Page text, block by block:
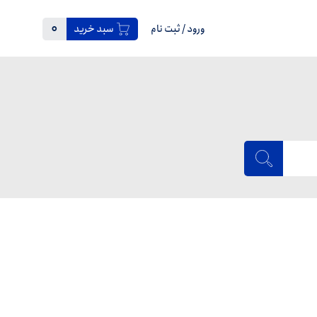
سبد خرید 0 ورود/ثبت نام